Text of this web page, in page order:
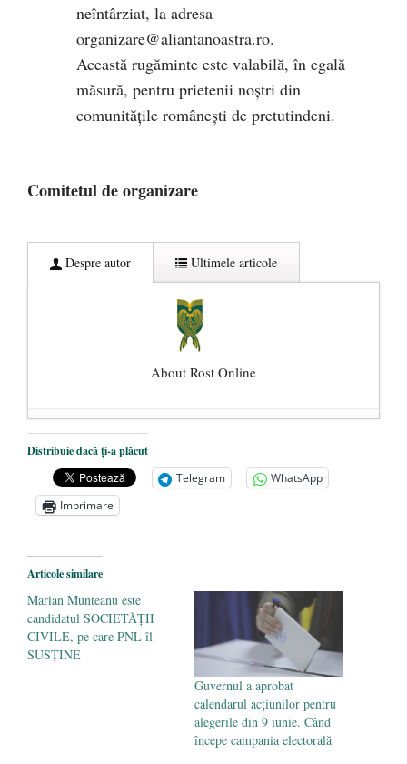
neîntârziat, la adresa
organizare@aliantanoastra.ro.
Această rugăminte este valabilă, în egală
măsură, pentru prietenii noștri din
comunitățile românești de pretutindeni.
Comitetul de organizare
Despre autor Ultimele articole
About Rost Online
Dezvăluiri cutremurătoare despre
președintele Ucrainei, Volodymyr
Zelensky
- 13 mai 2026
Statul care servește Națiunea
Legea Vexler produce efecte. Bustul
poetului Octavian Goga, înlăturat din Iași
- 16 aprilie 2026
Distribuie dacă ți-a plăcut
Telegram
WhatsApp
Imprimare
Articole similare
Marian Munteanu este
candidatul SOCIETĂŢII
CIVILE, pe care PNL îl
SUSŢINE
Guvernul a aprobat
calendarul acţiunilor pentru
alegerile din 9 iunie. Când
începe campania electorală